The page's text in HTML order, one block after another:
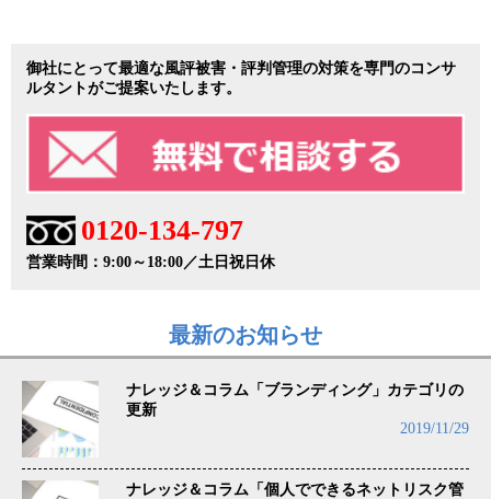
御社にとって最適な風評被害・評判管理の対策を専門のコンサ
ルタントがご提案いたします。
0120-134-797
営業時間：9:00～18:00／土日祝日休
最新のお知らせ
ナレッジ＆コラム「ブランディング」カテゴリの
更新
2019/11/29
ナレッジ＆コラム「個人でできるネットリスク管